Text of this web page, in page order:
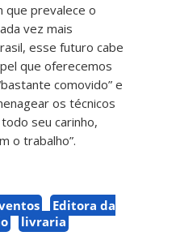
que prevalece o
vez mais
esse futuro cabe
que oferecemos
comovido” e
os técnicos
seu carinho,
o trabalho”.
Editora da
livraria